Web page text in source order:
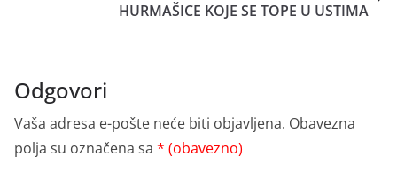
HURMAŠICE KOJE SE TOPE U USTIMA
Odgovori
Vaša adresa e-pošte neće biti objavljena. Obavezna
polja su označena sa * (obavezno)